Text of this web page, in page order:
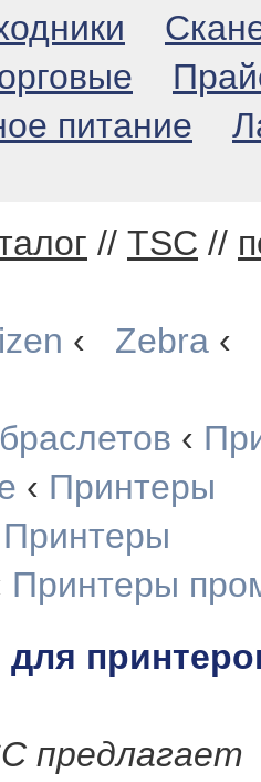
питание
// TSC //
‹ Zebra ‹
‹
‹ Принтеры
Принтеры
Принтеры
предлагает